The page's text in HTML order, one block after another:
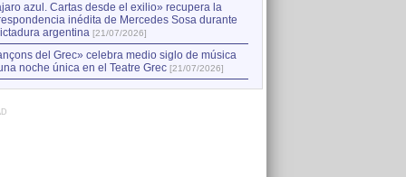
azul. Cartas desde el exilio» recupera la
inédita de Mercedes Sosa durante
argentina [21/07/2026]
del Grec» celebra medio siglo de música
noche única en el Teatre Grec [21/07/2026]